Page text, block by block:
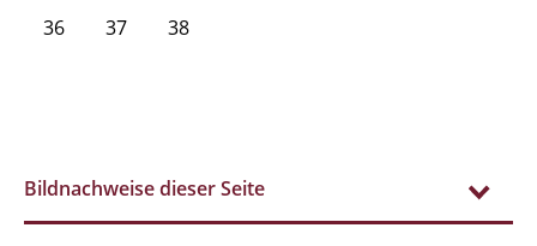
36 37 38
Bildnachweise dieser Seite